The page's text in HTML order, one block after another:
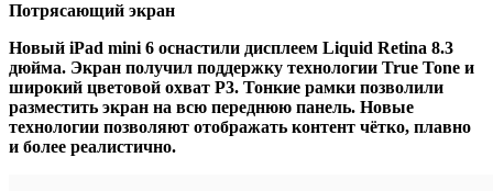
Потрясающий экран
Новый iPad mini 6 оснастили дисплеем Liquid Retina 8.3
дюйма. Экран получил поддержку технологии True Tone и
широкий цветовой охват P3. Тонкие рамки позволили
разместить экран на всю переднюю панель. Новые
технологии позволяют отображать контент чётко, плавно
и более реалистично.